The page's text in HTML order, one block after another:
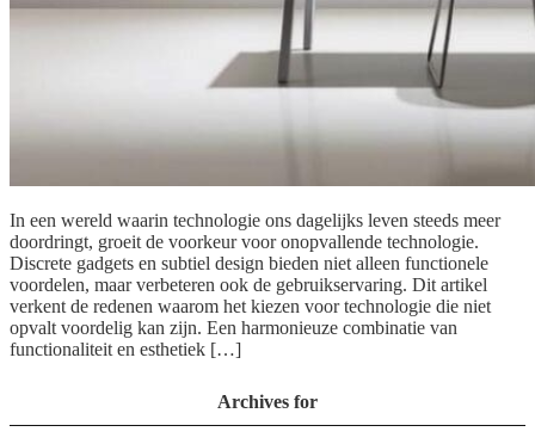
In een wereld waarin technologie ons dagelijks leven steeds meer
doordringt, groeit de voorkeur voor onopvallende technologie.
Discrete gadgets en subtiel design bieden niet alleen functionele
voordelen, maar verbeteren ook de gebruikservaring. Dit artikel
verkent de redenen waarom het kiezen voor technologie die niet
opvalt voordelig kan zijn. Een harmonieuze combinatie van
functionaliteit en esthetiek […]
Archives for